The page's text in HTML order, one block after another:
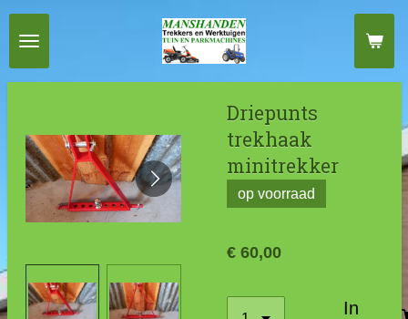
Ga
direct
naar
Driepunts
trekhaak
minitrekker
op voorraad
€ 60,00
In